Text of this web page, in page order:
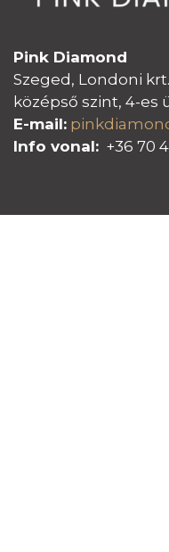
Pink Diamond
Szeged, Londoni
középső szint, 4-es
E-mail:
Info vonal: +36 70